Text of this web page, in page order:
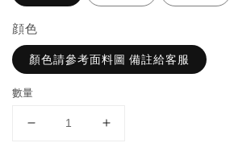
顔色
顏色請參考面料圖 備註給客服
數量